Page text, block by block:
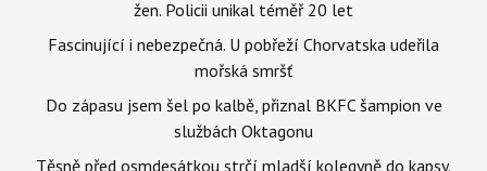
žen. Policii unikal téměř 20 let
Fascinující i nebezpečná. U pobřeží Chorvatska udeřila
mořská smršť
Do zápasu jsem šel po kalbě, přiznal BKFC šampion ve
službách Oktagonu
Těsně před osmdesátkou strčí mladší kolegyně do kapsy.